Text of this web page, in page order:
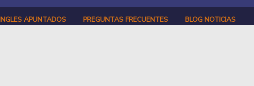
APUNTADOS PREGUNTAS FRECUENTES BLOG NOTICIAS